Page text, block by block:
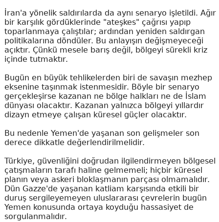
İran'a yönelik saldırılarda da aynı senaryo işletildi. Ağır
bir karşılık gördüklerinde "ateşkes" çağrısı yapıp
toparlanmaya çalıştılar; ardından yeniden saldırgan
politikalarına döndüler. Bu anlayışın değişmeyeceği
açıktır. Çünkü mesele barış değil, bölgeyi sürekli kriz
içinde tutmaktır.
Bugün en büyük tehlikelerden biri de savaşın mezhep
eksenine taşınmak istenmesidir. Böyle bir senaryo
gerçekleşirse kazanan ne bölge halkları ne de İslam
dünyası olacaktır. Kazanan yalnızca bölgeyi yıllardır
dizayn etmeye çalışan küresel güçler olacaktır.
Bu nedenle Yemen'de yaşanan son gelişmeler son
derece dikkatle değerlendirilmelidir.
Türkiye, güvenliğini doğrudan ilgilendirmeyen bölgesel
çatışmaların tarafı haline gelmemeli; hiçbir küresel
planın veya askeri bloklaşmanın parçası olmamalıdır.
Dün Gazze'de yaşanan katliam karşısında etkili bir
duruş sergileyemeyen uluslararası çevrelerin bugün
Yemen konusunda ortaya koyduğu hassasiyet de
sorgulanmalıdır.